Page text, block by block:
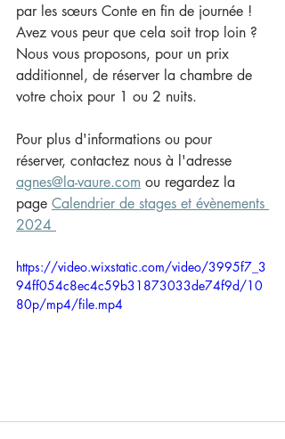
par les sœurs Conte en fin de journée !
Avez vous peur que cela soit trop loin ?
Nous vous proposons, pour un prix
additionnel, de réserver la chambre de
votre choix pour 1 ou 2 nuits.
Pour plus d'informations ou pour
réserver, contactez nous à l'adresse
agnes@la-vaure.com ou regardez la
page Calendrier de stages et évènements
2024
https://video.wixstatic.com/video/3995f7_3
94ff054c8ec4c59b31873033de74f9d/10
80p/mp4/file.mp4